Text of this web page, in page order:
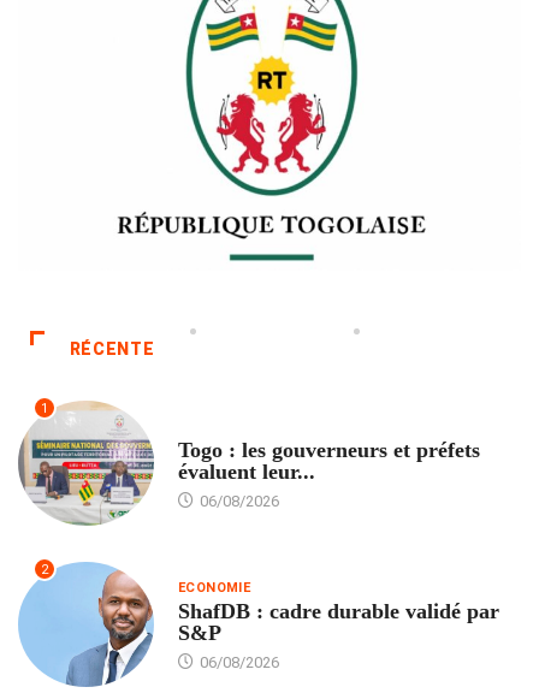
RÉCENTE
1
Togo : les gouverneurs et préfets
évaluent leur...
06/08/2026
2
ECONOMIE
ShafDB : cadre durable validé par
S&P
06/08/2026